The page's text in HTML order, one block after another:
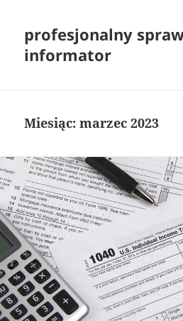
profesjonalny
informator
Miesiąc:marzec 2023